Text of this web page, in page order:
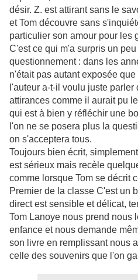
désir. Z. est attirant sans le
et Tom découvre sans
particulier son amour pour les
C'est ce qui m'a surpris un
questionnement : dans les
n'était pas autant exposée
l'auteur a-t-il voulu juste parler
attirances comme il aurait pu
qui est à bien y réfléchir une
l'on ne se posera plus la
on s'acceptera tous.
Toujours bien écrit,
est sérieux mais recèle
comme lorsque Tom se décrit
Premier de la classe C'est un
direct est sensible et délicat,
Tom Lanoye nous prend nous
enfance et nous demande
son livre en remplissant nous
celle des souvenirs que l'on